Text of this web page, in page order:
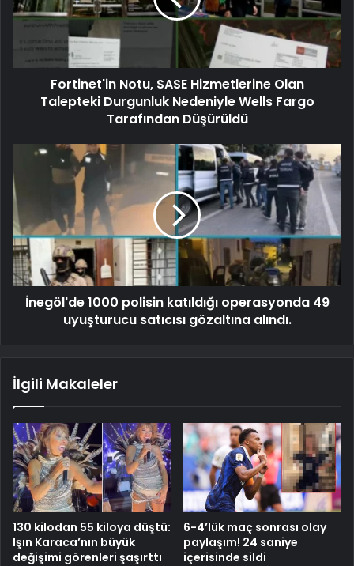
Fortinet'in Notu, SASE Hizmetlerine Olan
Talepteki Durgunluk Nedeniyle Wells Fargo
Tarafından Düşürüldü
İnegöl'de 1000 polisin katıldığı operasyonda 49
uyuşturucu satıcısı gözaltına alındı.
İlgili Makaleler
130 kilodan 55 kiloya düştü:
Işın Karaca’nın büyük
değişimi görenleri şaşırttı
6-4’lük maç sonrası olay
paylaşım! 24 saniye
içerisinde sildi